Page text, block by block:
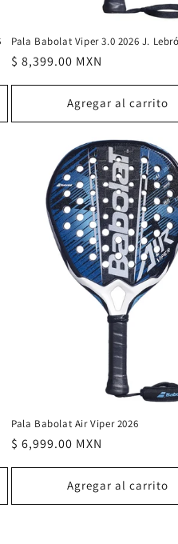
Pala Babolat Viper 3.0 2026 J.
Precio
$ 8,399.00 MXN
Agregar al carrito
Pala Babolat Air Viper 2026
Precio
$ 6,999.00 MXN
Agregar al carrito